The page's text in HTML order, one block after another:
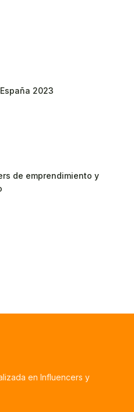
2023
de emprendimiento y
en Influencers y